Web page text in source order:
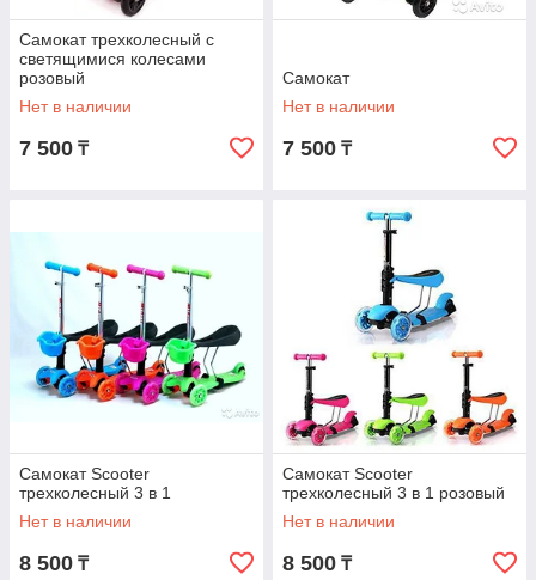
Самокат трехколесный с
светящимися колесами
розовый
Нет в наличии
7 500 ₸
Самокат
Нет в наличии
7 500 ₸
Самокат Scooter
трехколесный 3 в 1
Нет в наличии
8 500 ₸
Самокат Scooter
трехколесный 3 в 1 розовый
Нет в наличии
8 500 ₸